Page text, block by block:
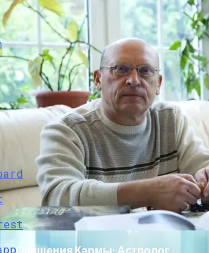
Электромобиль
Пришлось Переделать Из-
Изменения Климата
Очищения Кармы: Астролог